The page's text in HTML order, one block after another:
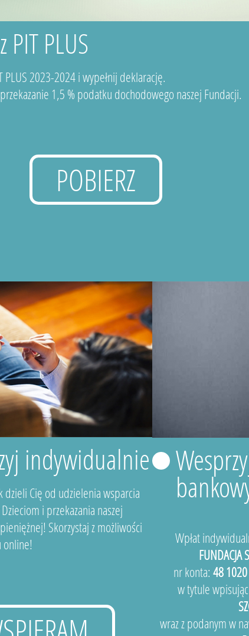
PIT PLUS
PLUS 2023-2024 i wypełnij deklarację.
1,5 % podatku dochodowego naszej Fundacji.
POBIERZ
indywidualnie
Cię od udzielenia wsparcia
i przekazania naszej
Skorzystaj z możliwości
online!
Wpłat
FUNDACJA
nr konta: 48
w tytule wpisując
wraz z podanym w